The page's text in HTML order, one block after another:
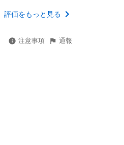
評価をもっと見る
注意事項 通報